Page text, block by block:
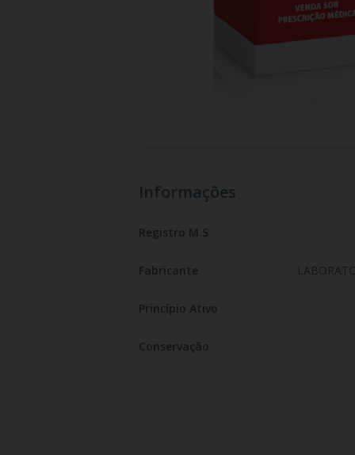
Informações
Registro M.S
Fabricante
Princípio Ativo
Conservação